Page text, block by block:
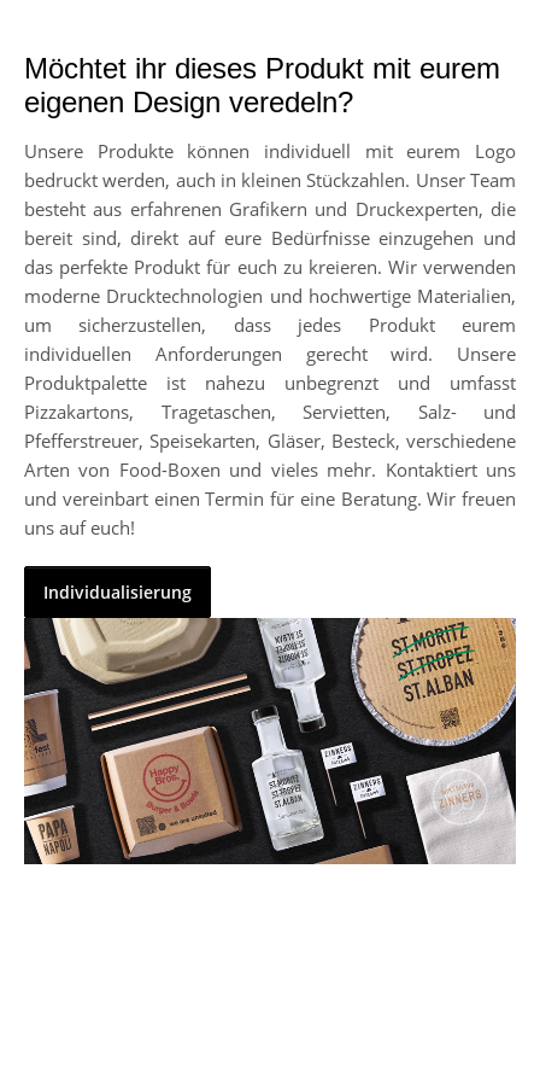
Möchtet ihr dieses Produkt mit eurem
eigenen Design veredeln?
Unsere Produkte können individuell mit eurem Logo
bedruckt werden, auch in kleinen Stückzahlen. Unser Team
besteht aus erfahrenen Grafikern und Druckexperten, die
bereit sind, direkt auf eure Bedürfnisse einzugehen und
das perfekte Produkt für euch zu kreieren. Wir verwenden
moderne Drucktechnologien und hochwertige Materialien,
um sicherzustellen, dass jedes Produkt eurem
individuellen Anforderungen gerecht wird. Unsere
Produktpalette ist nahezu unbegrenzt und umfasst
Pizzakartons, Tragetaschen, Servietten, Salz- und
Pfefferstreuer, Speisekarten, Gläser, Besteck, verschiedene
Arten von Food-Boxen und vieles mehr. Kontaktiert uns
und vereinbart einen Termin für eine Beratung. Wir freuen
uns auf euch!
Individualisierung